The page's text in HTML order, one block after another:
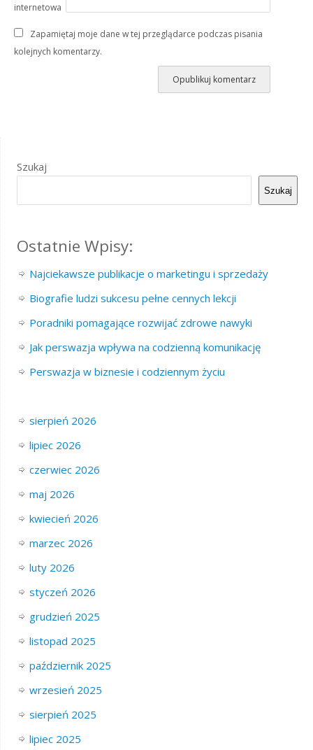
internetowa
Zapamiętaj moje dane w tej przeglądarce podczas pisania
kolejnych komentarzy.
Szukaj
Szukaj
Ostatnie Wpisy:
Najciekawsze publikacje o marketingu i sprzedaży
Biografie ludzi sukcesu pełne cennych lekcji
Poradniki pomagające rozwijać zdrowe nawyki
Jak perswazja wpływa na codzienną komunikację
Perswazja w biznesie i codziennym życiu
sierpień 2026
lipiec 2026
czerwiec 2026
maj 2026
kwiecień 2026
marzec 2026
luty 2026
styczeń 2026
grudzień 2025
listopad 2025
październik 2025
wrzesień 2025
sierpień 2025
lipiec 2025